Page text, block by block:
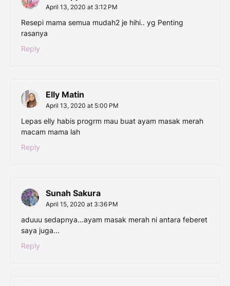
April 13, 2020 at 3:12 PM
Resepi mama semua mudah2 je hihi.. yg Penting
rasanya
Reply
Elly Matin
April 13, 2020 at 5:00 PM
Lepas elly habis progrm mau buat ayam masak merah
macam mama lah
Reply
Sunah Sakura
April 15, 2020 at 3:36 PM
aduuu sedapnya...ayam masak merah ni antara feberet
saya juga...
Reply